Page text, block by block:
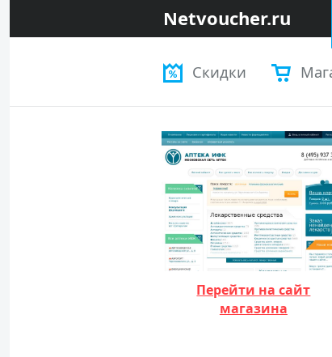
Netvoucher.ru
Скидки
Перейти на сайт
магазина